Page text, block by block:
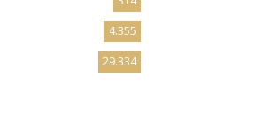
4.355
29.334